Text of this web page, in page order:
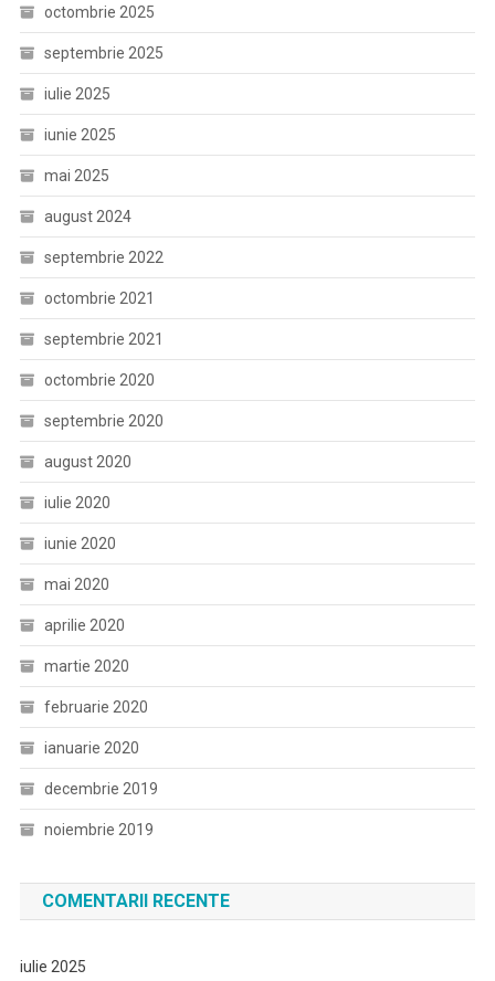
octombrie 2025
septembrie 2025
iulie 2025
iunie 2025
mai 2025
august 2024
septembrie 2022
octombrie 2021
septembrie 2021
octombrie 2020
septembrie 2020
august 2020
iulie 2020
iunie 2020
mai 2020
aprilie 2020
martie 2020
februarie 2020
ianuarie 2020
decembrie 2019
noiembrie 2019
COMENTARII RECENTE
iulie 2025